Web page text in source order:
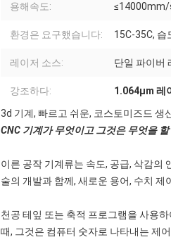
용해속도: ≤14000mm/
환경은 요구했습니다: 15C-35C, 습
레이저 소스: 단일 파이버
강조하다: 1.064μm 레
3d 기계, 빠르고 쉬운, 코스토미즈드 생
CNC 기계가 무엇이고 그것은 무엇을
이른 공작 기계류는 속도, 공급, 삭감의
술의 개발과 함께, 새로운 용어, 수치 제
천공 테잎 또는 축적 프로그램을 사용
때, 그것은 컴퓨터 숫자로 나타내는 제